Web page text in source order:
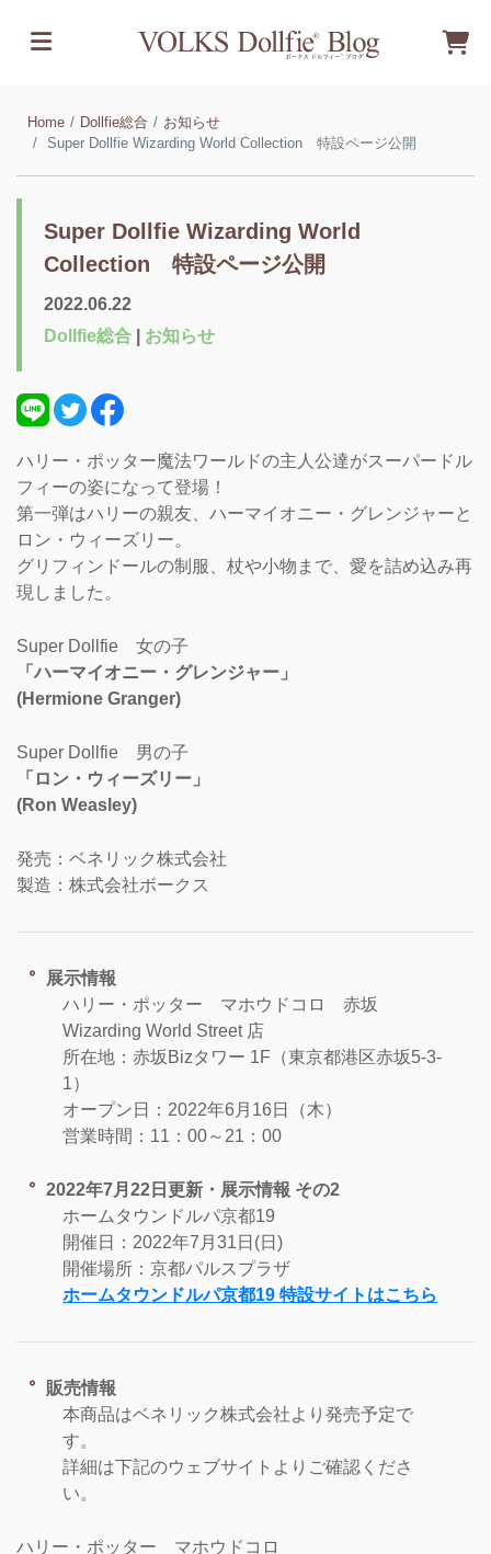
Home Dollfie総合
お知らせ
Super Dollfie Wizarding World Collection 特設ページ公開
Super Dollfie Wizarding World
Collection 特設ページ公開
2022.06.22
Dollfie総合
お知らせ
ハリー・ポッター魔法ワールドの主人公達がスーパードル
フィーの姿になって登場！
第一弾はハリーの親友、ハーマイオニー・グレンジャーと
ロン・ウィーズリー。
グリフィンドールの制服、杖や小物まで、愛を詰め込み再
現しました。
Super Dollfie 女の子
「ハーマイオニー・グレンジャー」
(Hermione Granger)
Super Dollfie 男の子
「ロン・ウィーズリー」
(Ron Weasley)
発売：ベネリック株式会社
製造：株式会社ボークス
展示情報
ハリー・ポッター マホウドコロ 赤坂
Wizarding World Street 店
所在地：赤坂Bizタワー 1F（東京都港区赤坂5-3-
1）
オープン日：2022年6月16日（木）
営業時間：11：00～21：00
2022年7月22日更新・展示情報 その2
ホームタウンドルパ京都19
開催日：2022年7月31日(日)
開催場所：京都パルスプラザ
ホームタウンドルパ京都19 特設サイトはこちら
販売情報
本商品はベネリック株式会社より発売予定で
す。
詳細は下記のウェブサイトよりご確認くださ
い。
ハリー・ポッター マホウドコロ